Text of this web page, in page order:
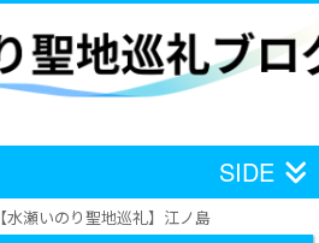
SIDE
【水瀬いのり聖地巡礼】江ノ島